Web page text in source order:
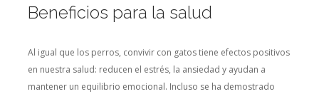
Beneficios para la salud
Al igual que los perros, convivir con gatos tiene efectos positivos
en nuestra salud: reducen el estrés, la ansiedad y ayudan a
mantener un equilibrio emocional. Incluso se ha demostrado